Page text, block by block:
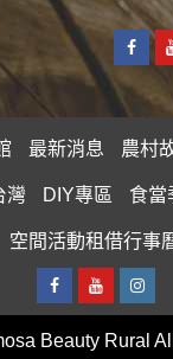
最新消息 農村
灣 DIY專區 食當
空間活動租借行事
Facebook
Youtube
Beauty Rural